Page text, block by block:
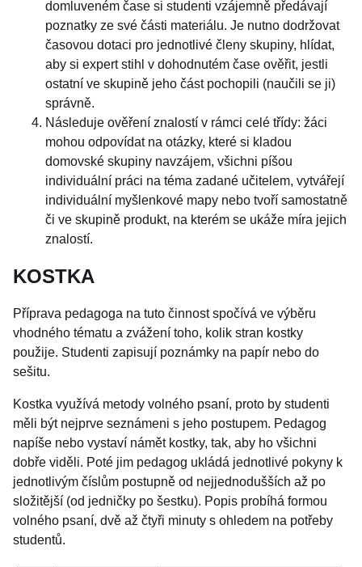
domluveném čase si studenti vzájemně předávají
poznatky ze své části materiálu. Je nutno dodržovat
časovou dotaci pro jednotlivé členy skupiny, hlídat,
aby si expert stihl v dohodnutém čase ověřit, jestli
ostatní ve skupině jeho část pochopili (naučili se ji)
správně.
Následuje ověření znalostí v rámci celé třídy: žáci
mohou odpovídat na otázky, které si kladou
domovské skupiny navzájem, všichni píšou
individuální práci na téma zadané učitelem, vytvářejí
individuální myšlenkové mapy nebo tvoří samostatně
či ve skupině produkt, na kterém se ukáže míra jejich
znalostí.
KOSTKA
Příprava pedagoga na tuto činnost spočívá ve výběru
vhodného tématu a zvážení toho, kolik stran kostky
použije. Studenti zapisují poznámky na papír nebo do
sešitu.
Kostka využívá metody volného psaní, proto by studenti
měli být nejprve seznámeni s jeho postupem. Pedagog
napíše nebo vystaví námět kostky, tak, aby ho všichni
dobře viděli. Poté jim pedagog ukládá jednotlivé pokyny k
jednotlivým číslům postupně od nejjednodušších až po
složitější (od jedničky po šestku). Popis probíhá formou
volného psaní, dvě až čtyři minuty s ohledem na potřeby
studentů.